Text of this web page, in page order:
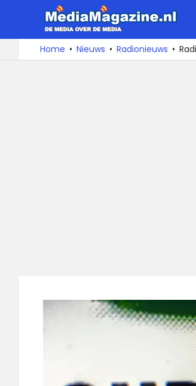
naar
De
media
over
Home Nieuws Radionieuws